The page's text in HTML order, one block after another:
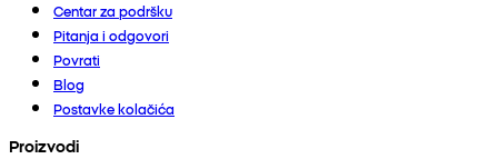
Centar za podršku
Pitanja i odgovori
Povrati
Blog
Postavke kolačića
Proizvodi